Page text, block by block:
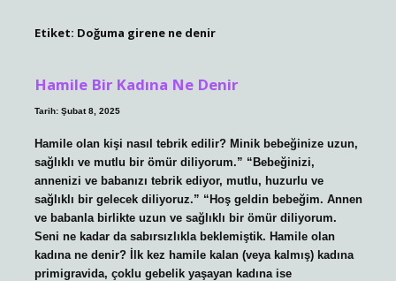
Etiket: Doğuma girene ne denir
Hamile Bir Kadına Ne Denir
Tarih: Şubat 8, 2025
Hamile olan kişi nasıl tebrik edilir? Minik bebeğinize uzun,
sağlıklı ve mutlu bir ömür diliyorum.” “Bebeğinizi,
annenizi ve babanızı tebrik ediyor, mutlu, huzurlu ve
sağlıklı bir gelecek diliyoruz.” “Hoş geldin bebeğim. Annen
ve babanla birlikte uzun ve sağlıklı bir ömür diliyorum.
Seni ne kadar da sabırsızlıkla beklemiştik. Hamile olan
kadına ne denir? İlk kez hamile kalan (veya kalmış) kadına
primigravida, çoklu gebelik yaşayan kadına ise